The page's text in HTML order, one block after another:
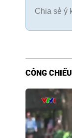
CÔNG CHIẾU